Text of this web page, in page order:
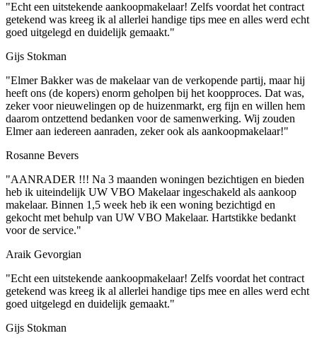
"Echt een uitstekende aankoopmakelaar! Zelfs voordat het contract
getekend was kreeg ik al allerlei handige tips mee en alles werd echt
goed uitgelegd en duidelijk gemaakt."
Gijs Stokman
"Elmer Bakker was de makelaar van de verkopende partij, maar hij
heeft ons (de kopers) enorm geholpen bij het koopproces. Dat was,
zeker voor nieuwelingen op de huizenmarkt, erg fijn en willen hem
daarom ontzettend bedanken voor de samenwerking. Wij zouden
Elmer aan iedereen aanraden, zeker ook als aankoopmakelaar!"
Rosanne Bevers
"AANRADER !!! Na 3 maanden woningen bezichtigen en bieden
heb ik uiteindelijk UW VBO Makelaar ingeschakeld als aankoop
makelaar. Binnen 1,5 week heb ik een woning bezichtigd en
gekocht met behulp van UW VBO Makelaar. Hartstikke bedankt
voor de service."
Araik Gevorgian
"Echt een uitstekende aankoopmakelaar! Zelfs voordat het contract
getekend was kreeg ik al allerlei handige tips mee en alles werd echt
goed uitgelegd en duidelijk gemaakt."
Gijs Stokman